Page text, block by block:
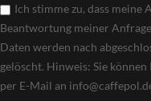
Ich stimme zu, dass meine
Beantwortung meiner
Daten werden nach
gelöscht. Hinweis: Sie
per E-Mail an